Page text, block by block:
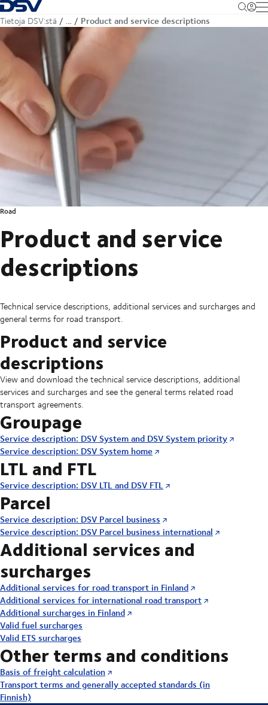
Takaisin kotisivulle
Tietoja DSV:stä … Product and service descriptions
Road
Product and service
descriptions
Technical service descriptions, additional services and surcharges and
general terms for road transport.
Product and service
descriptions
View and download the technical service descriptions, additional
services and surcharges and see the general terms related road
transport agreements.
Groupage
Service description: DSV System and DSV System priority
Service description: DSV System home
LTL and FTL
Service description: DSV LTL and DSV FTL
Parcel
Service description: DSV Parcel business
Service description: DSV Parcel business international
Additional services and
surcharges
Additional services for road transport in Finland
Additional services for international road transport
Additional surcharges in Finland
Valid fuel surcharges
Valid ETS surcharges
Other terms and conditions
Basis of freight calculation
Transport terms and generally accepted standards (in
Finnish)